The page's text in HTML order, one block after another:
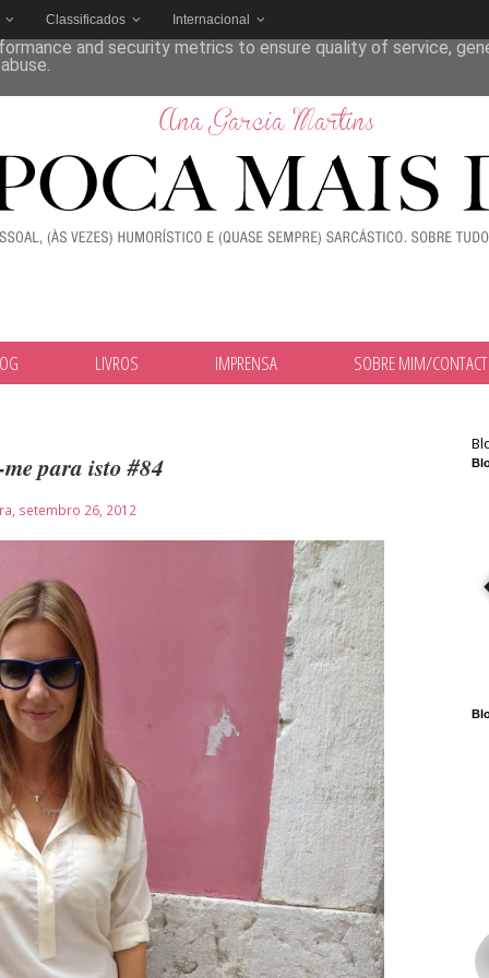
Classificados Internacional
LIVROS IMPRENSA SOBRE MIM/
para isto #84
setembro 26, 2012
its services and to analyze traffic. Your IP address and
and security metrics to ensure quality of service,